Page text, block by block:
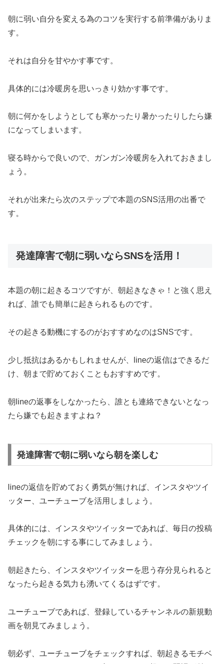
朝に弱い自分を変える為のコツを実行する前準備がありま
す。
それは自分を甘やかす事です。
具体的には冷暖房を思いっきり効かす事です。
朝に何かをしようとしても寒かったり暑かったりしたら嫌
になってしまいます。
寝る時からで良いので、ガンガン冷暖房を入れておきまし
ょう。
それが出来たら次のステップで本題のSNS活用の出番で
す。
発達障害で朝に弱いならSNSを活用！
本題の朝に起きるコツですが、朝起きなきゃ！と強く思え
れば、誰でも簡単に起きられるものです。
その起きる動機にするのがおすすめなのはSNSです。
少し抵抗はあるかもしれませんが、lineの返信はできるだ
け、朝まで貯めておくこともおすすめです。
朝lineの返事をしなかったら、誰とも連絡できないとなっ
たら嫌でも起きますよね？
発達障害で朝に弱いなら朝を楽しむ
lineの返信を貯めておく勇気が無ければ、インスタやツイ
ッター、ユーチューブを活用しましょう。
具体的には、インスタやツイッターであれば、毎日の投稿
チェックを朝にする事にしてみましょう。
朝起きたら、インスタやツイッターを思う存分見られると
なったら起きる気力も湧いてくるはずです。
ユーチューブであれば、登録しているチャンネルの新規動
画を朝見てみましょう。
朝必ず、ユーチューブをチェックすれば、朝起きるモチベ